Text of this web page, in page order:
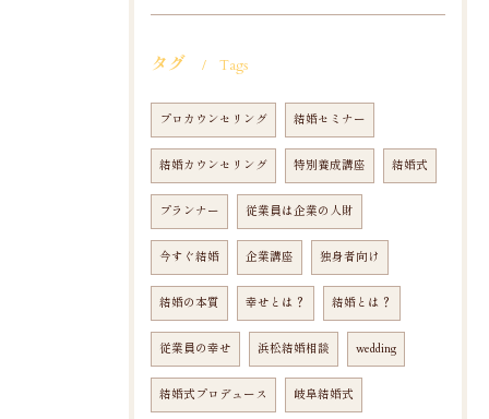
タグ Tags
プロカウンセリング 結婚セミナー
結婚カウンセリング 特別養成講座 結婚式
プランナー 従業員は企業の人財
今すぐ結婚 企業講座 独身者向け
結婚の本質 幸せとは？ 結婚とは？
従業員の幸せ 浜松結婚相談 wedding
結婚式プロデュース 岐阜結婚式